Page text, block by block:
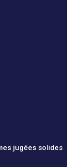
jugées solides